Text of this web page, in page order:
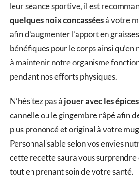
leur séance sportive, il est
quelques noix concasséesà votre
afin d’augmenter l’apport en
bénéfiques pour le corps ainsi qu’en
à maintenir notre organisme
pendant nos efforts physiques.
N’hésitez pas à jouer avec les épices
cannelle ou le gingembre râpé afin
plus prononcé et original à votre
Personnalisable selon vos envies
cette recette saura vous surprendre
tout en prenant soin de votre santé.